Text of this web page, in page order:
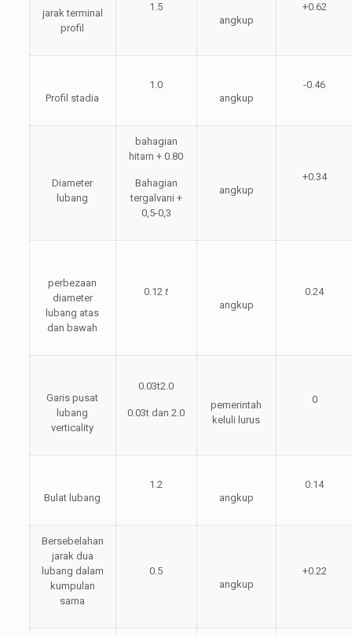
jarak terminal
profil
1.5
angkup
+0.62
Profil stadia
1.0
angkup
-0.46
Diameter
lubang
bahagian
hitam + 0.80
Bahagian
tergalvani +
0,5-0,3
angkup
+0.34
perbezaan
diameter
lubang atas
dan bawah
0.12t
angkup
0.24
Garis pusat
lubang
verticality
0.03t2.0
0.03t dan 2.0
pemerintah
keluli lurus
0
Bulat lubang
1.2
angkup
0.14
Bersebelahan
jarak dua
lubang dalam
kumpulan
sama
0.5
angkup
+0.22